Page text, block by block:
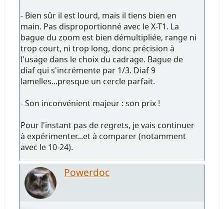
- Bien sûr il est lourd, mais il tiens bien en
main. Pas disproportionné avec le X-T1. La
bague du zoom est bien démultipliée, range ni
trop court, ni trop long, donc précision à
l'usage dans le choix du cadrage. Bague de
diaf qui s'incrémente par 1/3. Diaf 9
lamelles...presque un cercle parfait.
- Son inconvénient majeur : son prix !
Pour l'instant pas de regrets, je vais continuer
à expérimenter...et à comparer (notamment
avec le 10-24).
Powerdoc